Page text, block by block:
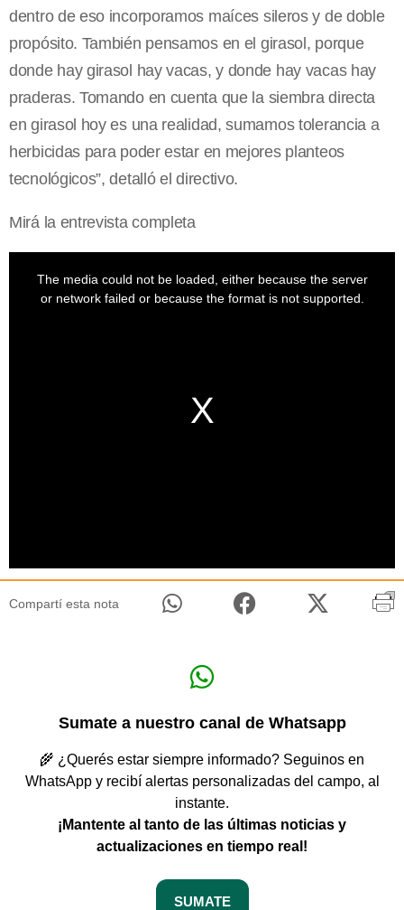
dentro de eso incorporamos maíces sileros y de doble
propósito. También pensamos en el girasol, porque
donde hay girasol hay vacas, y donde hay vacas hay
praderas. Tomando en cuenta que la siembra directa
en girasol hoy es una realidad, sumamos tolerancia a
herbicidas para poder estar en mejores planteos
tecnológicos”, detalló el directivo.
Mirá la entrevista completa
Compartí esta nota
Sumate a nuestro canal de Whatsapp
🌾 ¿Querés estar siempre informado? Seguinos en
WhatsApp y recibí alertas personalizadas del campo, al
instante.
¡Mantente al tanto de las últimas noticias y
actualizaciones en tiempo real!
SUMATE